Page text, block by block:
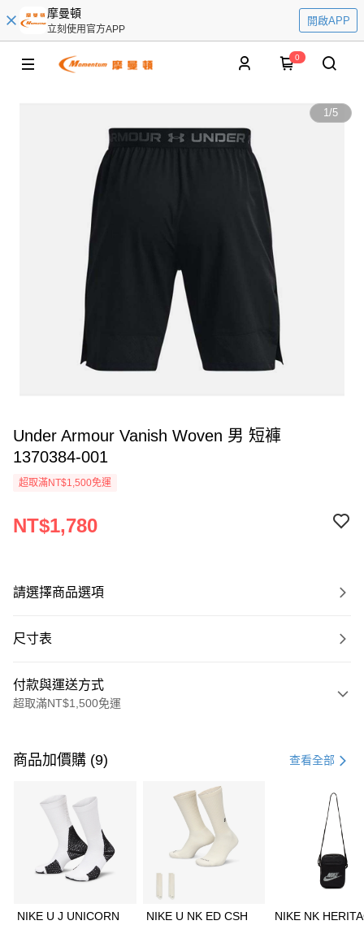
摩曼頓
立刻使用官方APP
開啟APP
0
1/5
Under Armour Vanish Woven 男 短褲
1370384-001
超取滿NT$1,500免運
NT$1,780
請選擇商品選項
尺寸表
付款與運送方式
超取滿NT$1,500免運
信用卡一次付款
3 期 0 利率 每期 21家銀行
合作金庫商業銀行
第一商業銀行
華南商業銀行
彰化商業銀行
上海商業儲蓄銀行
Apple Pay
商品加價購 (9) 查看全部
NIKE U J UNICORN
NIKE U NK ED CSH
NIKE NK